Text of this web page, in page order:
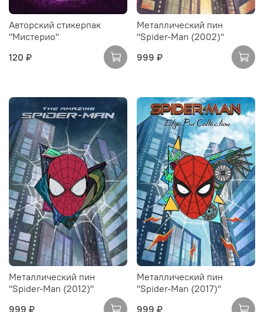
Авторский стикерпак
"Мистерио"
120 ₽
Металлический пин
"Spider-Man (2002)"
999 ₽
Металлический пин
"Spider-Man (2012)"
999 ₽
Металлический пин
"Spider-Man (2017)"
999 ₽